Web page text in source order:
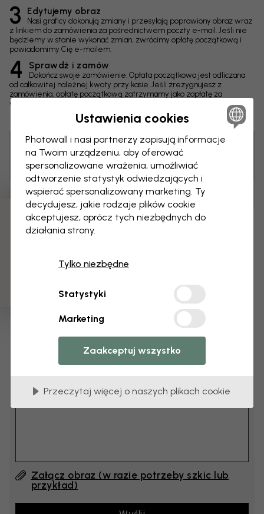
3 Edytujemy obraz
Nasi graficy dokonują zmiany i przesyłają poprawiony obraz wraz
z linkiem do zamówienia za pośrednictwem poczty e-mail. Jeśli nie
będziemy w stanie wykonać zmian, zwrócimy opłatę początkową i
powiadomimy Cię e-mailem.
4 Sprawdź i zamów
Dokończ swoje zamówienie. Opłata początkowa jest odliczana
od całkowitej należnej kwoty przy kasie. Jeśli zrezygnujesz z
zamówienia, opłatę początkową zatrzymamy jako zapłatę za
wykonane prace nad obrazem.
Zmiany
Wymiary
Dodaj komentarz
Komentarz (English) #1
Załącz obraz (w razie potrzeby szkic lub
przykład)
Porada! Możesz kliknąć obraz, by dodać etykietę i
napisać komentarz.
Ustawienia cookies
Photowall i nasi partnerzy zapisują informacje
na Twoim urządzeniu, aby oferować
spersonalizowane wrażenia, umożliwiać
odtworzenie statystyk odwiedzających i
wspierać spersonalizowany marketing. Ty
decydujesz, jakie rodzaje plików cookie
akceptujesz, oprócz tych niezbędnych do
działania strony.
Tylko niezbędne
Statystyki
Marketing
Zaakceptuj wszystko
Przeczytaj więcej o naszych plikach cookie